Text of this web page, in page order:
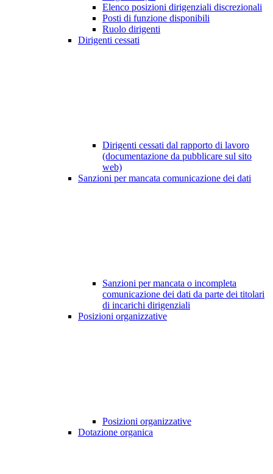
Elenco posizioni dirigenziali discrezionali
Posti di funzione disponibili
Ruolo dirigenti
Dirigenti cessati
Dirigenti cessati dal rapporto di lavoro
(documentazione da pubblicare sul sito
web)
Sanzioni per mancata comunicazione dei dati
Sanzioni per mancata o incompleta
comunicazione dei dati da parte dei titolari
di incarichi dirigenziali
Posizioni organizzative
Posizioni organizzative
Dotazione organica